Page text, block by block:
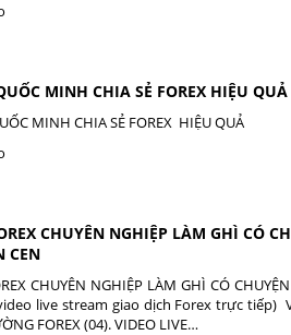
MINH CHIA SẺ FOREX HIỆU QUẢ
MINH CHIA SẺ FOREX HIỆU QUẢ
CHUYÊN NGHIỆP LÀM GHÌ CÓ
CEN
CHUYÊN NGHIỆP LÀM GHÌ CÓ
live stream giao dịch Forex trực tiếp)
FOREX (04). VIDEO LIVE…